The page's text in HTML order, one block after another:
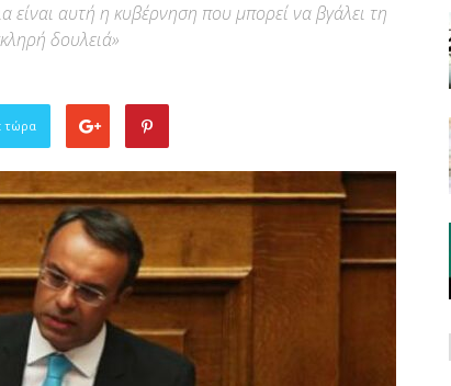
είναι αυτή η κυβέρνηση που μπορεί να βγάλει τη
δουλειά»
τώρα